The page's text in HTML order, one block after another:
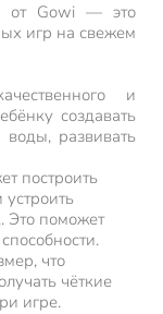
от Gowi — это
игр на свежем
и
создавать
развивать
построить
Это поможет
что
чёткие
игре.